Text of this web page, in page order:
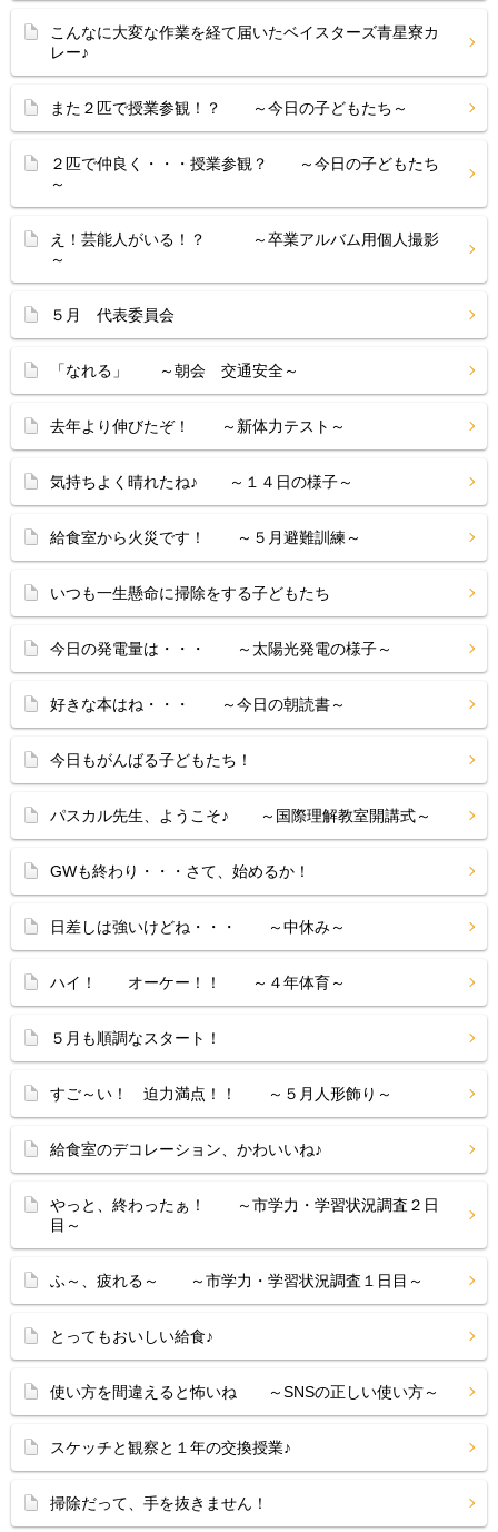
こんなに大変な作業を経て届いたベイスターズ青星寮カ
レー♪
また２匹で授業参観！？ ～今日の子どもたち～
２匹で仲良く・・・授業参観？ ～今日の子どもたち
～
え！芸能人がいる！？ ～卒業アルバム用個人撮影
～
５月 代表委員会
「なれる」 ～朝会 交通安全～
去年より伸びたぞ！ ～新体力テスト～
気持ちよく晴れたね♪ ～１４日の様子～
給食室から火災です！ ～５月避難訓練～
いつも一生懸命に掃除をする子どもたち
今日の発電量は・・・ ～太陽光発電の様子～
好きな本はね・・・ ～今日の朝読書～
今日もがんばる子どもたち！
パスカル先生、ようこそ♪ ～国際理解教室開講式～
GWも終わり・・・さて、始めるか！
日差しは強いけどね・・・ ～中休み～
ハイ！ オーケー！！ ～４年体育～
５月も順調なスタート！
すご～い！ 迫力満点！！ ～５月人形飾り～
給食室のデコレーション、かわいいね♪
やっと、終わったぁ！ ～市学力・学習状況調査２日
目～
ふ～、疲れる～ ～市学力・学習状況調査１日目～
とってもおいしい給食♪
使い方を間違えると怖いね ～SNSの正しい使い方～
スケッチと観察と１年の交換授業♪
掃除だって、手を抜きません！